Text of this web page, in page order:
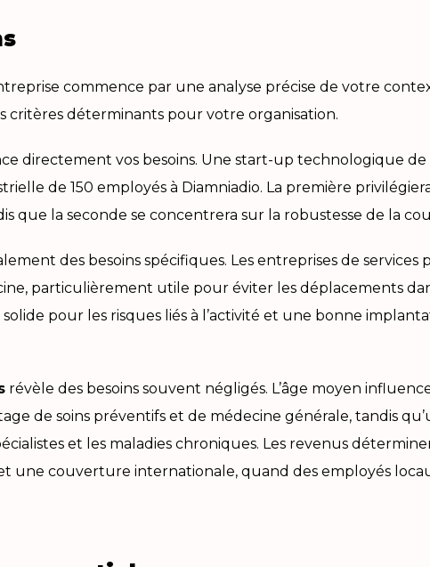
commence par une analyse précise de votre
critères déterminants pour votre organisation.
directement vos besoins. Une start-up technologique de
de 150 employés à Diamniadio. La première
que la seconde se concentrera sur la robustesse de la
des besoins spécifiques. Les entreprises de
particulièrement utile pour éviter les déplacements
pour les risques liés à l’activité et une bonne
révèle des besoins souvent négligés. L’âge moyen
de soins préventifs et de médecine générale, tandis
et les maladies chroniques. Les revenus
une couverture internationale, quand des employés